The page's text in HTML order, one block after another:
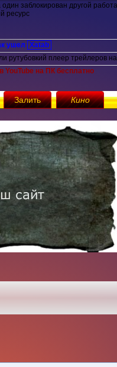
один заблокирован другой
ресурс
ушел Xatab
рутубовкий плеер трейлеров
YouTube на ПК бесплатно
Залить Кино